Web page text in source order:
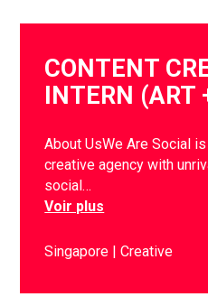
CONTENT
INTERN (ART
About UsWe Are Social
creative agency with
social…
Voir plus
Singapore Creative